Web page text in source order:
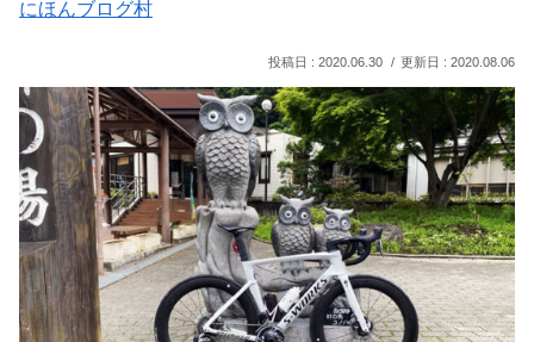
にほんブログ村
2020.06.30 2020.08.06